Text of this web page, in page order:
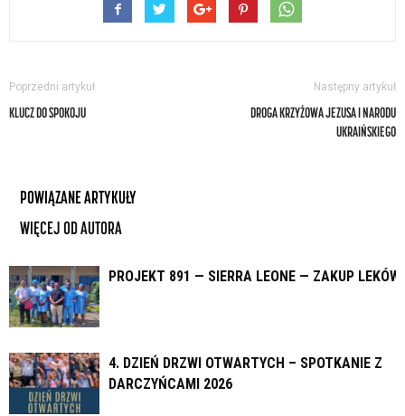
Poprzedni artykuł
KLUCZ DO SPOKOJU
Następny artykuł
DROGA KRZYŻOWA JEZUSA I NARODU
UKRAIŃSKIEGO
POWIĄZANE ARTYKUŁY
WIĘCEJ OD AUTORA
PROJEKT 891 — SIERRA LEONE — ZAKUP LEKÓW
4. DZIEŃ DRZWI OTWARTYCH – SPOTKANIE Z
DARCZYŃCAMI 2026